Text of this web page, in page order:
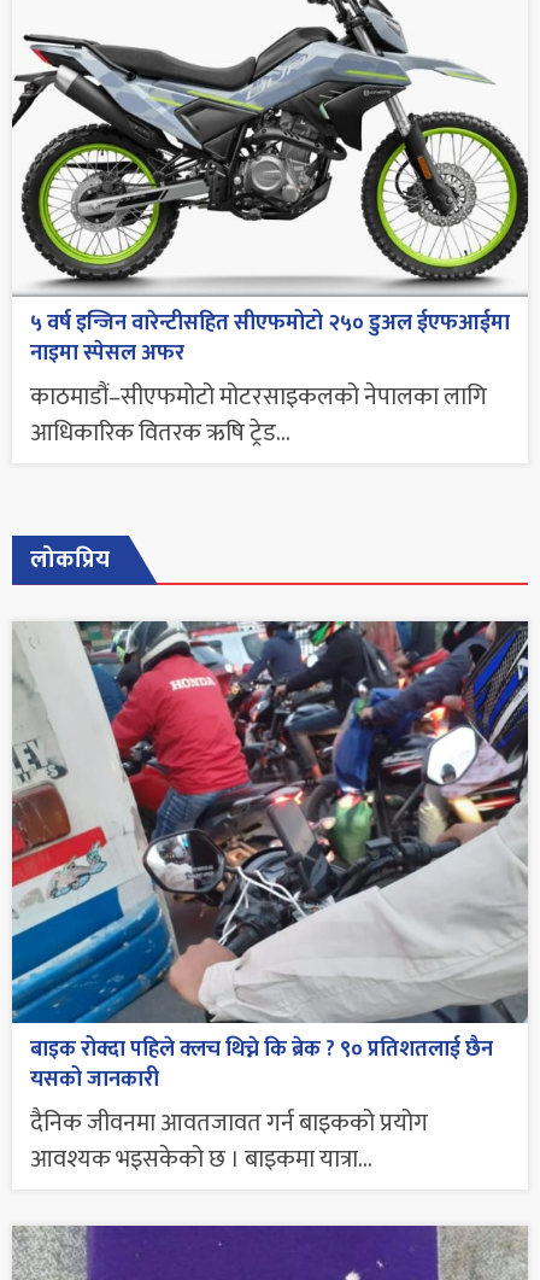
५ वर्ष इन्जिन वारेन्टीसहित सीएफमोटो २५० डुअल ईएफआईमा
नाइमा स्पेसल अफर
काठमाडौं–सीएफमोटो मोटरसाइकलको नेपालका लागि
आधिकारिक वितरक ऋषि ट्रेड...
लोकप्रिय
बाइक रोक्दा पहिले क्लच थिच्ने कि ब्रेक ? ९० प्रतिशतलाई छैन
यसको जानकारी
दैनिक जीवनमा आवतजावत गर्न बाइकको प्रयोग
आवश्यक भइसकेको छ । बाइकमा यात्रा...